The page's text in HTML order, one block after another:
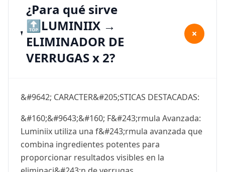
¿Para qué sirve
🔝LUMINIIX →
ELIMINADOR DE
VERRUGAS x 2?
+
&#9642; CARACTER&#205;STICAS DESTACADAS:
&#160;&#9643;&#160; F&#243;rmula Avanzada:
Luminiix utiliza una f&#243;rmula avanzada que
combina ingredientes potentes para
proporcionar resultados visibles en la